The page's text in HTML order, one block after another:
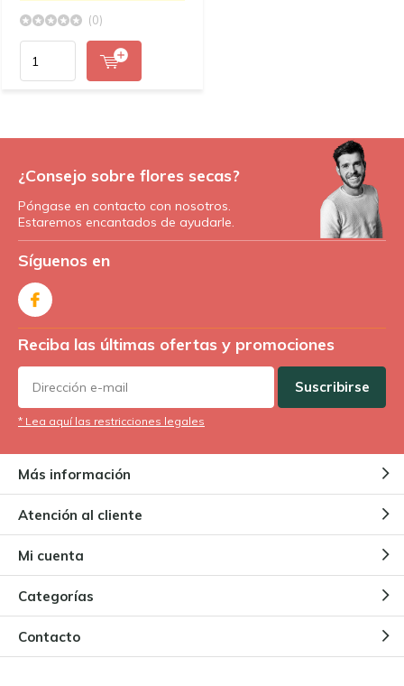
(0)
¿Consejo sobre flores secas?
Póngase en contacto con nosotros.
Estaremos encantados de ayudarle.
Síguenos en
Reciba las últimas ofertas y promociones
Suscribirse
* Lea aquí las restricciones legales
Más información
Atención al cliente
Mi cuenta
Categorías
Contacto